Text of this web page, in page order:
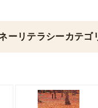
ーリテラシーカテゴ